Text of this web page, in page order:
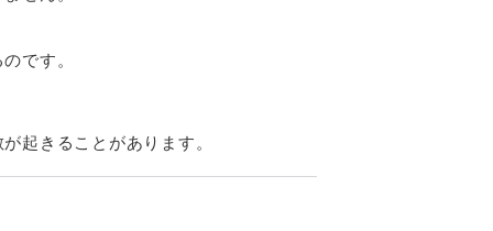
です。
起きることがあります。